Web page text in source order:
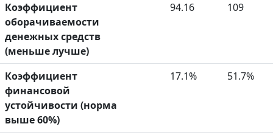
Коэффициент
оборачиваемости
денежных средств
(меньше лучше)
94.16 109
Коэффициент
финансовой
устойчивости (норма
выше 60%)
17.1% 51.7%